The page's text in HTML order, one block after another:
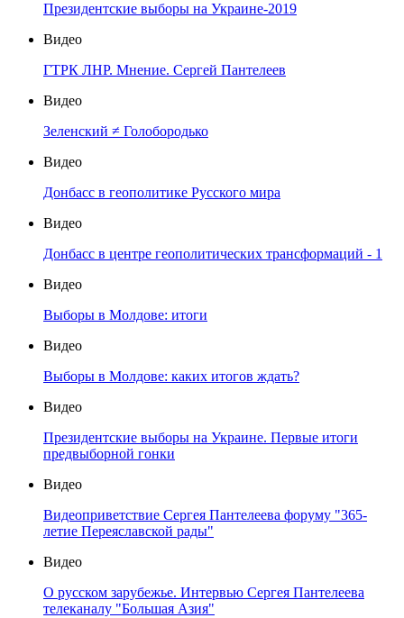
Президентские выборы на Украине-2019
Видео
ГТРК ЛНР. Мнение. Сергей Пантелеев
Видео
Зеленский ≠ Голобородько
Видео
Донбасс в геополитике Русского мира
Видео
Донбасс в центре геополитических трансформаций - 1
Видео
Выборы в Молдове: итоги
Видео
Выборы в Молдове: каких итогов ждать?
Видео
Президентские выборы на Украине. Первые итоги
предвыборной гонки
Видео
Видеоприветствие Сергея Пантелеева форуму "365-
летие Переяславской рады"
Видео
О русском зарубежье. Интервью Сергея Пантелеева
телеканалу "Большая Азия"